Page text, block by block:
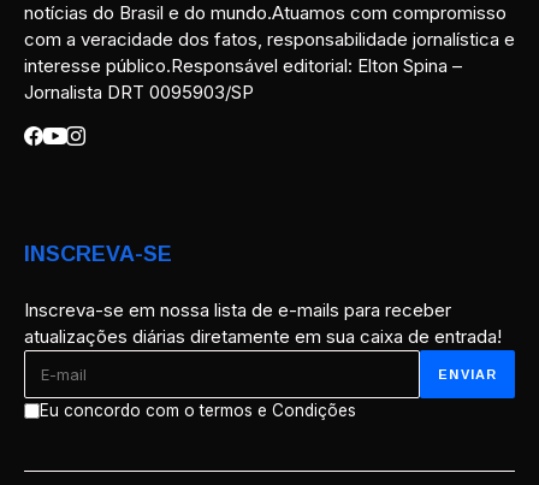
notícias do Brasil e do mundo.Atuamos com compromisso
com a veracidade dos fatos, responsabilidade jornalística e
interesse público.Responsável editorial: Elton Spina –
Jornalista DRT 0095903/SP
INSCREVA-SE
Inscreva-se em nossa lista de e-mails para receber
atualizações diárias diretamente em sua caixa de entrada!
Eu concordo com o termos e Condições